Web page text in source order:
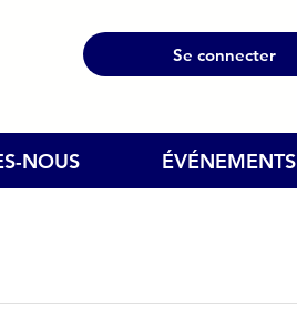
Se connecter
NOUS ÉVÉNEMENTS